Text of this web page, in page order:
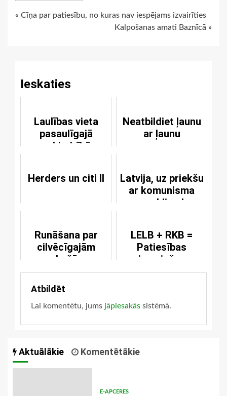
Continue
« Cīņa par patiesību, no kuras nav iespējams izvairīties
Kalpošanas amati Baznīcā »
Ieskaties
Laulības vieta
pasaulīgajā
sabiedrībā
Neatbildiet ļaunu
ar ļaunu
Herders un citi II
Latvija, uz priekšu
ar komunisma
saukļiem!
Runāšana par
cilvēcīgajām
robežām
LELB + RKB =
Patiesības
piesmiešana
Atbildēt
Lai komentētu, jums jāpiesakās sistēmā.
Aktuālākie Komentētākie
E-APCERES